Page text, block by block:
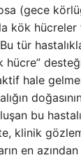
(gece
kök hücreler
tür
hücre”
hale
bu
klinik
en